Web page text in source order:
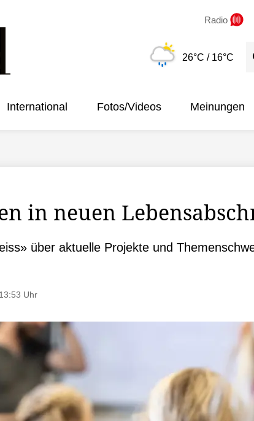
Radio
26°C / 16°C
International Fotos/Videos Meinungen
in neuen
über aktuelle Projekte und
Uhr